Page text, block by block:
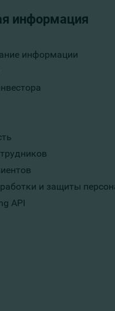
информация
информации
и защиты
API